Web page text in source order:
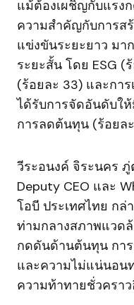
แม้ต้องเผชิญกับแรง
ความสำคัญกับการส
แข่งขันระยะยาว มา
ระยะสั้น โดย ESG (
(ร้อยละ 33) และกา
ได้รับการจัดอันดับใ
การลดต้นทุน (ร้อยล
วีระอนงค์ จิระนคร
Deputy CEO และ
โอบี ประเทศไทย กล่
ท่ามกลางสภาพแวด
กดดันด้านต้นทุน กา
และความไม่แน่นอน
ความท้าทายชั่วครา